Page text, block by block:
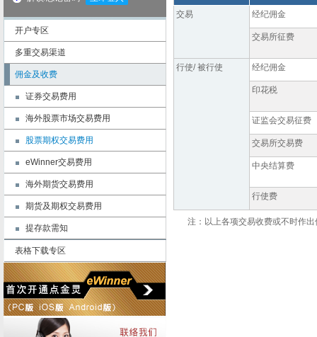
开户专区
多重交易渠道
佣金及收费
证券交易费用
海外股票市场交易费用
股票期权交易费用
eWinner交易费用
海外期货交易费用
期货及期权交易费用
提存款需知
表格下载专区
交易 经纪佣金
交易所征费
行使/ 被行使 经纪佣金
印花税
证监会交易征费
交易所交易费
中央结算费
行使费
注：以上各项交易收费或不时作